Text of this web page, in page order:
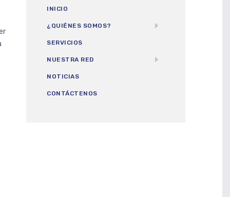
INICIO
¿QUIÉNES SOMOS?
SERVICIOS
NUESTRA RED
NOTICIAS
CONTÁCTENOS